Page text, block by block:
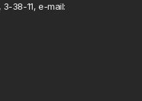
38-11, e-mail: